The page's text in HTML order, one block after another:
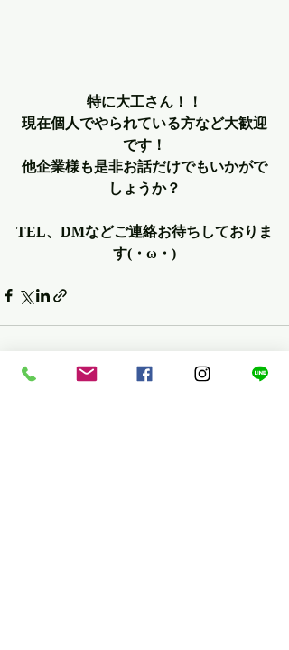
特に大工さん！！
現在個人でやられている方など大歓迎
です！
他企業様も是非お話だけでもいかがで
しょうか？
TEL、DMなどご連絡お待ちしておりま
す(・ω・)
最新記事 すべて表示